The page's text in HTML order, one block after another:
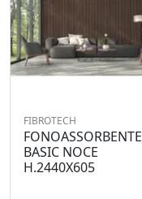
FIBROTECH
FONOASSORBENTE
BASIC NOCE
H.2440X605